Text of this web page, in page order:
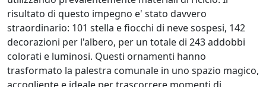
risultato di questo impegno e' stato davvero
straordinario: 101 stella e fiocchi di neve sospesi, 142
decorazioni per l'albero, per un totale di 243 addobbi
colorati e luminosi. Questi ornamenti hanno
trasformato la palestra comunale in uno spazio magico,
accogliente e ideale per trascorrere momenti di